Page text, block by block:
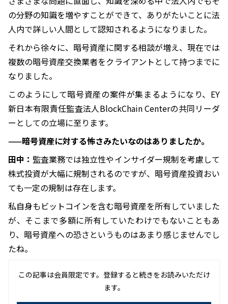
の分野の知識を増やすことができて、ありがたいことに法
人内で詳しい人間として認知されるようになりました。
それから徐々に、暗号資産に関する相談が増え、現在では
複数の暗号資産交換業者をクライアントとして持つまでに
なりました。
このようにして暗号資産の案件が集まるようになり、EY
新日本有限責任監査法人BlockChain Centerの共同リーダ
ーとしての立場に至ります。
——暗号資産に対する怖さみたいなのはありましたか。
田中： 監査業務では独立性やインサイダー規制を考慮して
株式投資が大幅に規制されるのですが、暗号資産投資おい
ても一定の規制は存在します。
私自身もビットコインを含む暗号資産を所有していました
が、そこまで多額に所有していたわけでもないこともあ
り、暗号資産への恐さというものはあまり感じませんでし
たね。
この記事は会員限定です。登録すると続きをお読みいただけ
ます。